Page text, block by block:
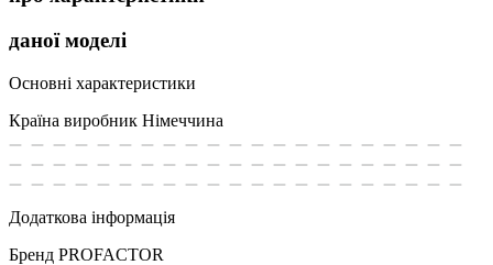
даної моделі
Основні характеристики
Країна виробник Німеччина
Додаткова інформація
Бренд PROFACTOR